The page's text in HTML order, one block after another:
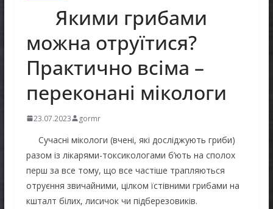
Якими грибами
можна отруїтися?
Практично всіма –
переконані мікологи
23.07.2023 gormr
Сучасні мікологи (вчені, які досліджують гриби)
разом із лікарями-токсикологами б’ють на сполох
перш за все тому, що все частіше трапляються
отруєння звичайними, цілком їстівними грибами на
кшталт білих, лисичок чи підберезовиків.